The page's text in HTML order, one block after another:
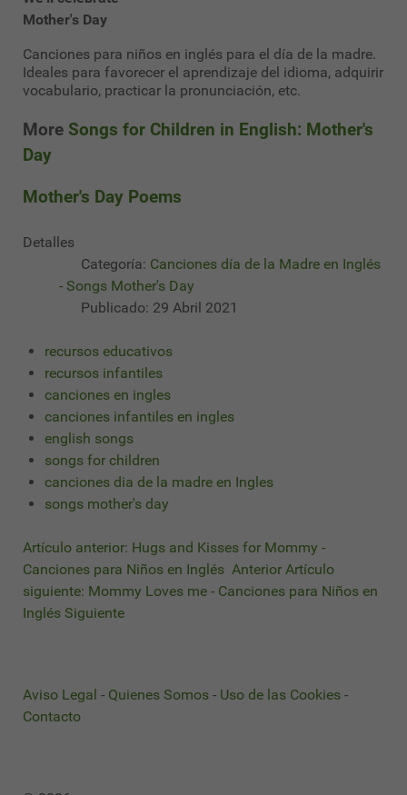
Mother's Day
Canciones para niños en inglés para el día de la madre.
Ideales para favorecer el aprendizaje del idioma, adquirir
vocabulario, practicar la pronunciación, etc.
More Songs for Children in English: Mother's
Day
Mother's Day Poems
Detalles
Categoría: Canciones día de la Madre en Inglés
- Songs Mother's Day
Publicado: 29 Abril 2021
recursos educativos
recursos infantiles
canciones en ingles
canciones infantiles en ingles
english songs
songs for children
canciones dia de la madre en Ingles
songs mother's day
Artículo anterior: Hugs and Kisses for Mommy -
Canciones para Niños en Inglés Anterior Artículo
siguiente: Mommy Loves me - Canciones para Niños en
Inglés Siguiente
Aviso Legal - Quienes Somos - Uso de las Cookies -
Contacto